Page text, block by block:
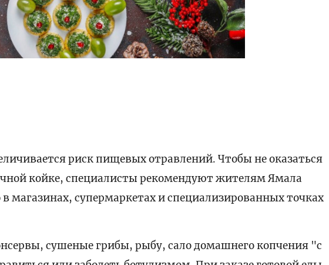
риск пищевых отравлений. Чтобы не оказаться
койке, специалисты рекомендуют жителям Ямала
магазинах, супермаркетах и специализированных точках
сушеные грибы, рыбу, сало домашнего копчения "с